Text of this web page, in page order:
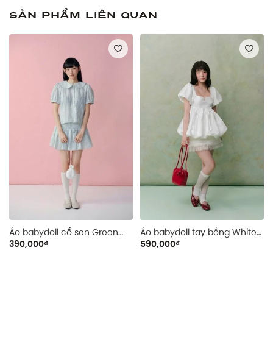
Sản phẩm liên quan
Áo babydoll cổ sen Green
Puff Sleeve Collar Shirt
390,000₫
Áo babydoll tay bồng White
Tafta Puff Top
590,000₫